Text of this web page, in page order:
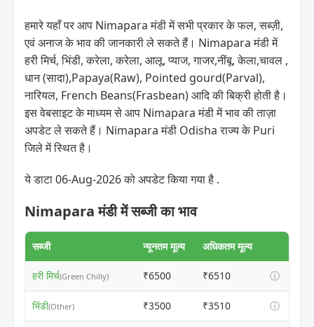
हमारे यहाँ पर आप Nimapara मंडी में सभी प्रकार के फल, सब्ज़ी,
एवं अनाज के भाव की जानकारी ले सकते हैं। Nimapara मंडी में
हरी मिर्च, भिंडी, करेला, करेला, आलू, प्याज, गाजर,नींबू, केला,चावल ,
धान (सादा),Papaya(Raw), Pointed gourd(Parval),
नारियल, French Beans(Frasbean) आदि की बिक्री होती है।
इस वेबसाइट के माध्यम से आप Nimapara मंडी में भाव की ताज़ा
अपडेट ले सकते हैं। Nimapara मंडी Odisha राज्य के Puri
जिले में स्थित है।
ये डाटा 06-Aug-2026 को अपडेट किया गया है .
Nimapara मंडी में सब्जी का भाव
सब्जी न्यूनतम मूल्य अधिकतम मूल्य
हरी मिर्च(Green Chilly) ₹6500 ₹6510 ⓘ
भिंडी(Other) ₹3500 ₹3510 ⓘ